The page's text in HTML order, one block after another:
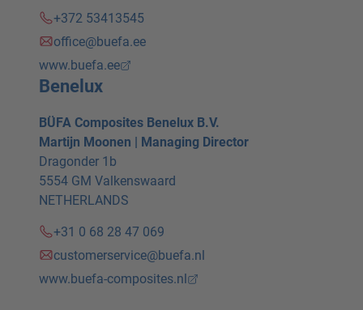
+372 53413545
office@buefa.ee
www.buefa.ee
Benelux
BÜFA Composites Benelux B.V.
Martijn Moonen | Managing Director
Dragonder 1b
5554 GM Valkenswaard
NETHERLANDS
+31 0 68 28 47 069
customerservice@buefa.nl
www.buefa-composites.nl